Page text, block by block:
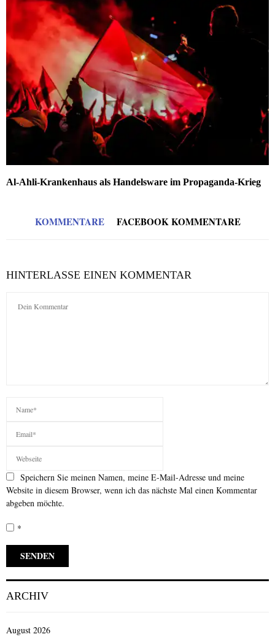
Al-Ahli-Krankenhaus als Handelsware im Propaganda-Krieg
KOMMENTARE FACEBOOK KOMMENTARE
HINTERLASSE EINEN KOMMENTAR
Speichern Sie meinen Namen, meine E-Mail-Adresse und meine
Website in diesem Browser, wenn ich das nächste Mal einen Kommentar
abgeben möchte.
*
ARCHIV
August 2026